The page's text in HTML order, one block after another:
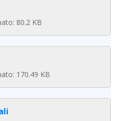
80.2 KB
170.49 KB